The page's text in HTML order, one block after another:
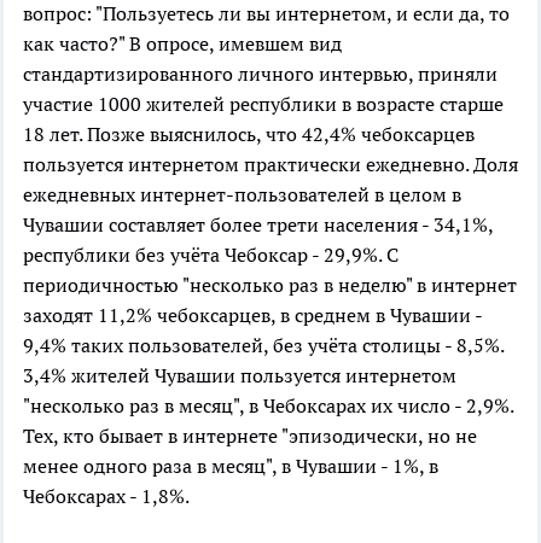
вопрос: "Пользуетесь ли вы интернетом, и если да, то
как часто?" В опросе, имевшем вид
стандартизированного личного интервью, приняли
участие 1000 жителей республики в возрасте старше
18 лет. Позже выяснилось, что 42,4% чебоксарцев
пользуется интернетом практически ежедневно. Доля
ежедневных интернет-пользователей в целом в
Чувашии составляет более трети населения - 34,1%,
республики без учёта Чебоксар - 29,9%. С
периодичностью "несколько раз в неделю" в интернет
заходят 11,2% чебоксарцев, в среднем в Чувашии -
9,4% таких пользователей, без учёта столицы - 8,5%.
3,4% жителей Чувашии пользуется интернетом
"несколько раз в месяц", в Чебоксарах их число - 2,9%.
Тех, кто бывает в интернете "эпизодически, но не
менее одного раза в месяц", в Чувашии - 1%, в
Чебоксарах - 1,8%.